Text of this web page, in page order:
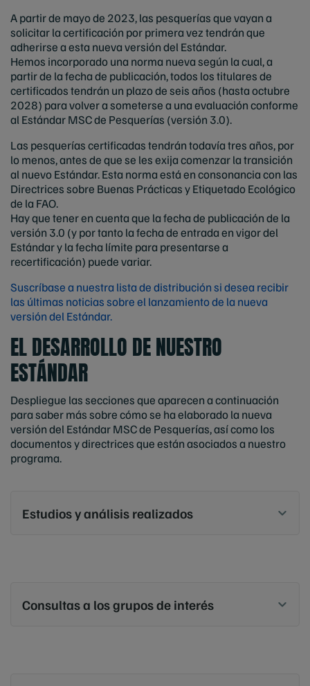
A partir de mayo de 2023, las pesquerías que vayan a
solicitar la certificación por primera vez tendrán que
adherirse a esta nueva versión del Estándar.
Hemos incorporado una norma nueva según la cual, a
partir de la fecha de publicación, todos los titulares de
certificados tendrán un plazo de seis años (hasta octubre
2028) para volver a someterse a una evaluación conforme
al Estándar MSC de Pesquerías (versión 3.0).
Las pesquerías certificadas tendrán todavía tres años, por
lo menos, antes de que se les exija comenzar la transición
al nuevo Estándar. Esta norma está en consonancia con las
Directrices sobre Buenas Prácticas y Etiquetado Ecológico
de la FAO.
Hay que tener en cuenta que la fecha de publicación de la
versión 3.0 (y por tanto la fecha de entrada en vigor del
Estándar y la fecha límite para presentarse a
recertificación) puede variar.
Suscríbase a nuestra lista de distribución si desea recibir
las últimas noticias sobre el lanzamiento de la nueva
versión del Estándar.
EL DESARROLLO DE NUESTRO
ESTÁNDAR
Despliegue las secciones que aparecen a continuación
para saber más sobre cómo se ha elaborado la nueva
versión del Estándar MSC de Pesquerías, así como los
documentos y directrices que están asociados a nuestro
programa.
Estudios y análisis realizados
Consultas a los grupos de interés